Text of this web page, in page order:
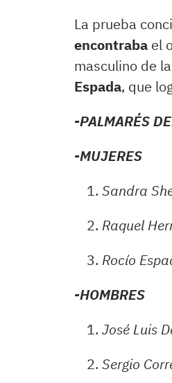
La prueba
encontraba el
masculino de
Espada, que
-PALMARÉS
-MUJERES
Sandra
Raquel
Rocío
-HOMBRES
José Luis
Sergio